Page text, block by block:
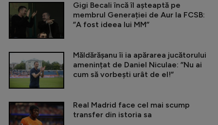
Gigi Becali încă îl așteaptă pe
membrul Generației de Aur la FCSB:
”A fost ideea lui MM”
Măldărășanu îi ia apărarea jucătorului
amenințat de Daniel Niculae: ”Nu ai
cum să vorbești urât de el!”
Real Madrid face cel mai scump
transfer din istoria sa